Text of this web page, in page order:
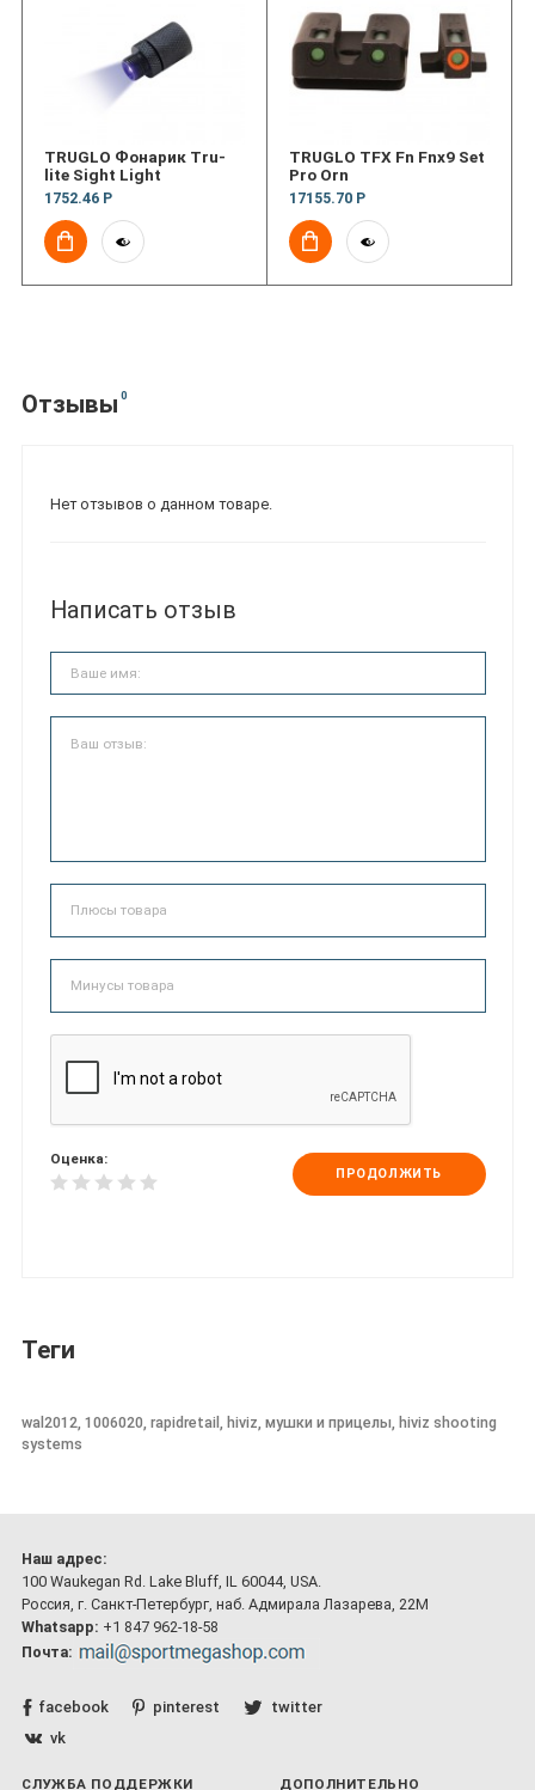
TRUGLO Фонарик Tru-
lite Sight Light
1752.46 Р
TRUGLO TFX Fn Fnx9 Set
Pro Orn
17155.70 Р
Отзывы 0
Нет отзывов о данном товаре.
Написать отзыв
Оценка:
ПРОДОЛЖИТЬ
Теги
wal2012, 1006020, rapidretail, hiviz, мушки и прицелы, hiviz shooting
systems
Наш адрес:
100 Waukegan Rd. Lake Bluff, IL 60044, USA.
Россия, г. Санкт-Петербург, наб. Адмирала Лазарева, 22М
Whatsapp: +1 847 962-18-58
Почта:
facebook pinterest
twitter
vk
СЛУЖБА ПОДДЕРЖКИ ДОПОЛНИТЕЛЬНО